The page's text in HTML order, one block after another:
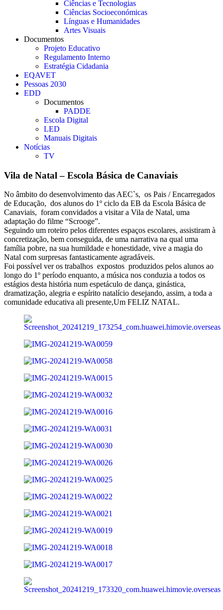
Ciências e Tecnologias
Ciências Socioeconómicas
Línguas e Humanidades
Artes Visuais
Documentos
Projeto Educativo
Regulamento Interno
Estratégia Cidadania
EQAVET
Pessoas 2030
EDD
Documentos
PADDE
Escola Digital
LED
Manuais Digitais
Notícias
TV
Vila de Natal – Escola Básica de Canaviais
No âmbito do desenvolvimento das AEC`s, os Pais / Encarregados
de Educação, dos alunos do 1º ciclo da EB da Escola Básica de
Canaviais, foram convidados a visitar a Vila de Natal, uma
adaptação do filme “Scrooge”.
Seguindo um roteiro pelos diferentes espaços escolares, assistiram à
concretização, bem conseguida, de uma narrativa na qual uma
família pobre, na sua humildade e honestidade, vive a magia do
Natal com surpresas fantasticamente agradáveis.
Foi possível ver os trabalhos expostos produzidos pelos alunos ao
longo do 1º período enquanto, a música nos conduzia a todos os
estágios desta história num espetáculo de dança, ginástica,
dramatização, alegria e espírito natalício desejando, assim, a toda a
comunidade educativa ali presente,Um FELIZ NATAL.